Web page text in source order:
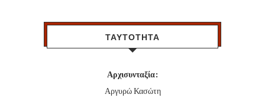
ΤΑΥΤΟΤΗΤΑ
Αρχισυνταξία:
Αργυρώ Κασώτη